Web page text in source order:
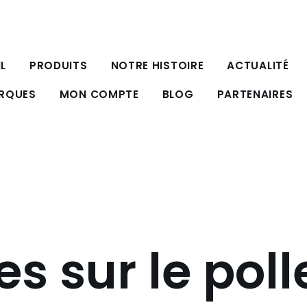
PRODUITS NOTRE HISTOIRE
ACTUALITÉ
MON COMPTE BLOG PARTENAIRES
sur le